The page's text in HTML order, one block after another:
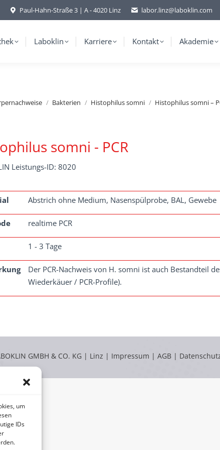
um
IDs
Paul-Hahn-Straße 3 | A - 4020 Linz labor.linz@laboklin.com
Laboklin Karriere Kontakt Akademie
Bakterien Histophilus somni Histophilus somni –
somni - PCR
Leistungs-ID: 8020
Abstrich ohne Medium, Nasenspülprobe, BAL, Gewebe
realtime PCR
1 - 3 Tage
Der PCR-Nachweis von H. somni ist auch Bestandteil
Wiederkäuer / PCR-Profile).
GMBH & CO. KG | Linz | Impressum | AGB |